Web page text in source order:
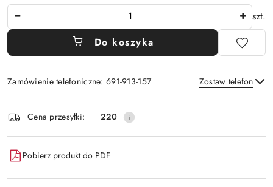
szt.
Do koszyka
Zamówienie telefoniczne: 691-913-157 Zostaw telefon
Wyślij
Dostępność
i
dostawa
Cena przesyłki: 220
Pobierz produkt do PDF